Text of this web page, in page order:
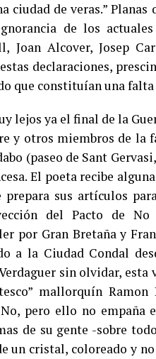
ciudad de veras.”
de los
Joan Alcover, Josep
declaraciones,
que constituían una
lejos ya el final de la
y otros miembros de la
(paseo de Sant
El poeta recibe
sus artículos
del Pacto de
por Gran Bretaña y
a la Ciudad Condal
sin olvidar,
mallorquín
pero ello no empaña
de su gente -sobre
un cristal, coloreado y